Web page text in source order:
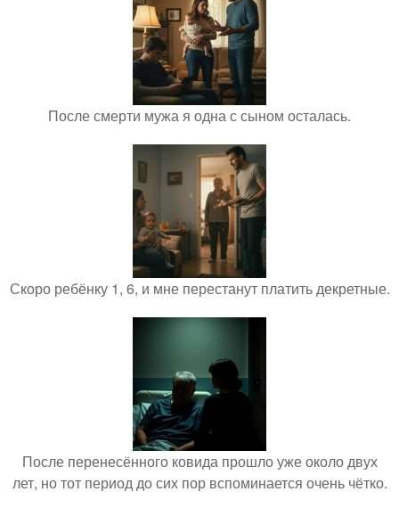
После смерти мужа я одна с сыном осталась.
Скоро ребёнку 1, 6, и мне перестанут платить декретные.
После перенесённого ковида прошло уже около двух
лет, но тот период до сих пор вспоминается очень чётко.